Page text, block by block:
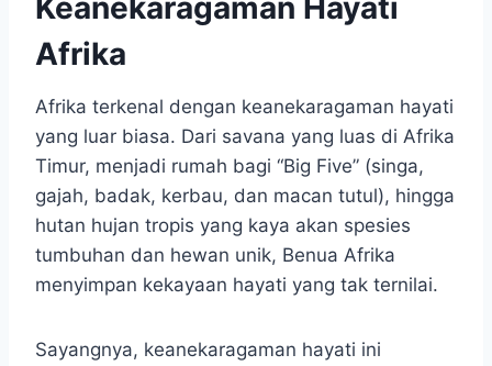
Afrika
Afrika terkenal dengan keanekaragaman hayati
yang luar biasa. Dari savana yang luas di Afrika
Timur, menjadi rumah bagi “Big Five” (singa,
gajah, badak, kerbau, dan macan tutul), hingga
hutan hujan tropis yang kaya akan spesies
tumbuhan dan hewan unik, Benua Afrika
menyimpan kekayaan hayati yang tak ternilai.
Sayangnya, keanekaragaman hayati ini